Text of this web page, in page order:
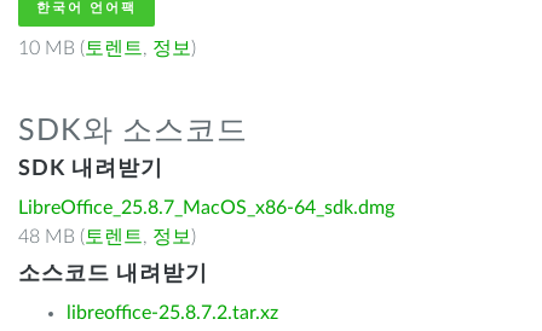
한국어 언어팩
10 MB ( 토렌트, 정보 )
SDK와 소스코드
SDK 내려받기
LibreOffice_25.8.7_MacOS_x86-64_sdk.dmg
48 MB ( 토렌트, 정보 )
소스코드 내려받기
libreoffice-25.8.7.2.tar.xz